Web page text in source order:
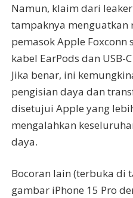
Namun, klaim dari
tampaknya
pemasok Apple
kabel EarPods dan USB-
Jika benar, ini
pengisian daya dan
disetujui Apple yang
mengalahkan
daya.
Bocoran lain (terbuka di
gambar iPhone 15 Pro